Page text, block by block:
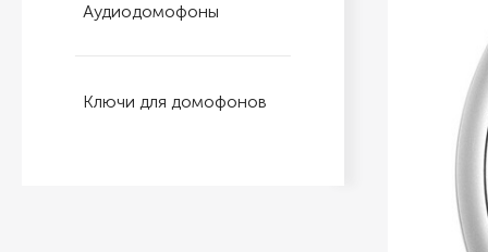
Аудиодомофоны
Ключи для домофонов